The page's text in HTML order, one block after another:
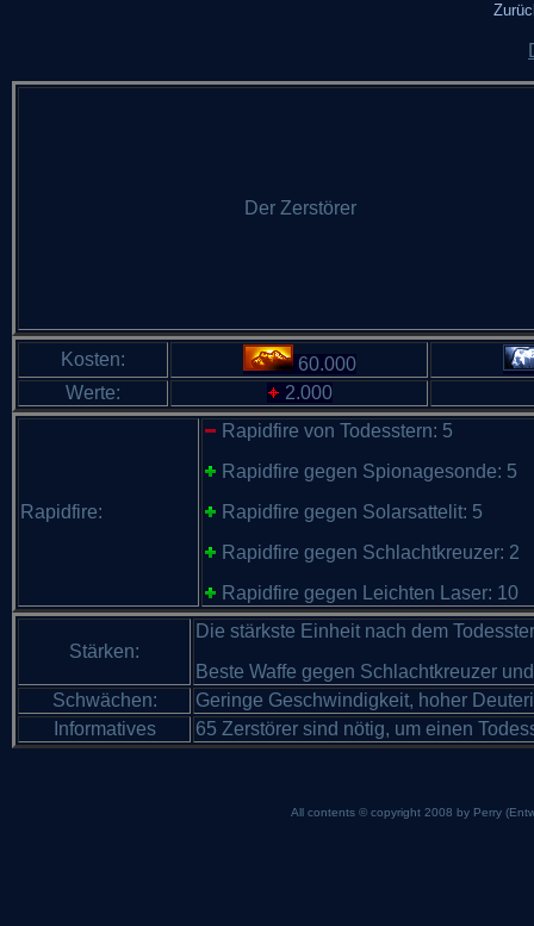
Der Zerstörer
Kosten:
60.000
Werte:
2.000
Rapidfire:
Rapidfire von Todesstern: 5
Rapidfire gegen Spionagesonde: 5
Rapidfire gegen Solarsattelit: 5
Rapidfire gegen Schlachtkreuzer: 2
Rapidfire gegen Leichten Laser: 10
Stärken:
Die stärkste Einheit nach dem
Beste Waffe gegen Schlachtkreuzer
Schwächen:
Geringe Geschwindigkeit, hoher
Informatives
65 Zerstörer sind nötig, um einen
All contents © copyright 2008 by Perry